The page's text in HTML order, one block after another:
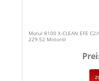
Motul 8100 X-CLEAN EFE
229.52 Motoröl